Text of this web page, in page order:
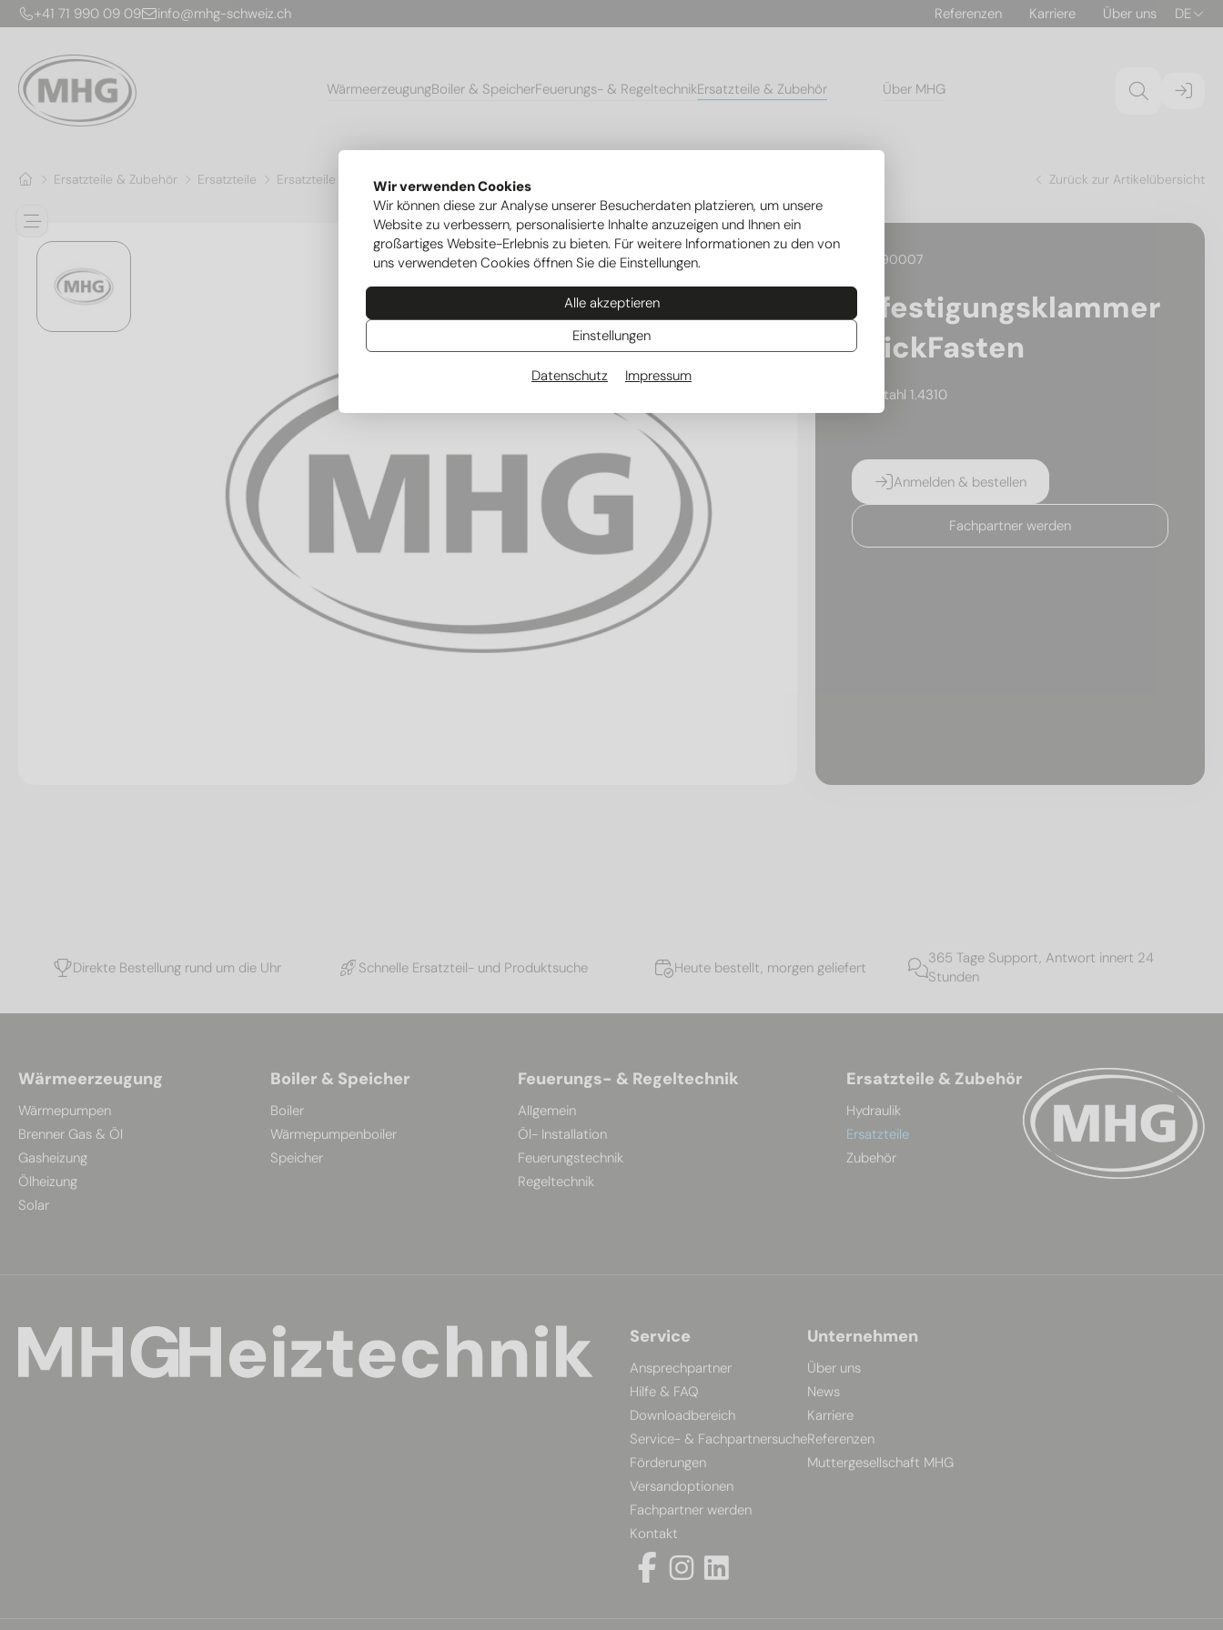
Wir verwenden Cookies
Wir können diese zur Analyse unserer Besucherdaten platzieren, um unsere
Website zu verbessern, personalisierte Inhalte anzuzeigen und Ihnen ein
großartiges Website-Erlebnis zu bieten. Für weitere Informationen zu den von
uns verwendeten Cookies öffnen Sie die Einstellungen.
Alle akzeptieren
Einstellungen
Datenschutz Impressum
+41 71 990 09 09 info@mhg-schweiz.ch Referenzen Karriere Über uns DE
WärmeerzeugungBoiler & SpeicherFeuerungs- & RegeltechnikErsatzteile & Zubehör Über MHG
Ersatzteile & Zubehör Ersatzteile Ersatzteile Wärmepumpen Ersatzteile Ovum Wärmepumpen Zurück zur Artikelübersicht
29.05190007
Befestigungsklammer
QuickFasten
Federstahl 1.4310
Anmelden & bestellen
Fachpartner werden
Direkte Bestellung rund um die Uhr Schnelle Ersatzteil- und Produktsuche Heute bestellt, morgen geliefert
365 Tage Support, Antwort innert 24
Stunden
Wärmeerzeugung
Wärmepumpen
Brenner Gas & Öl
Gasheizung
Ölheizung
Solar
Boiler & Speicher
Boiler
Wärmepumpenboiler
Speicher
Feuerungs- & Regeltechnik
Allgemein
Öl- Installation
Feuerungstechnik
Regeltechnik
Ersatzteile & Zubehör
Hydraulik
Ersatzteile
Zubehör
Service
Ansprechpartner
Hilfe & FAQ
Downloadbereich
Service- & Fachpartnersuche
Förderungen
Versandoptionen
Fachpartner werden
Kontakt
Unternehmen
Über uns
News
Karriere
Referenzen
Muttergesellschaft MHG